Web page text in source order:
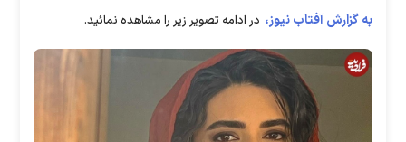
به گزارش آفتاب نیوز، در ادامه تصویر زیر را مشاهده نمائید.